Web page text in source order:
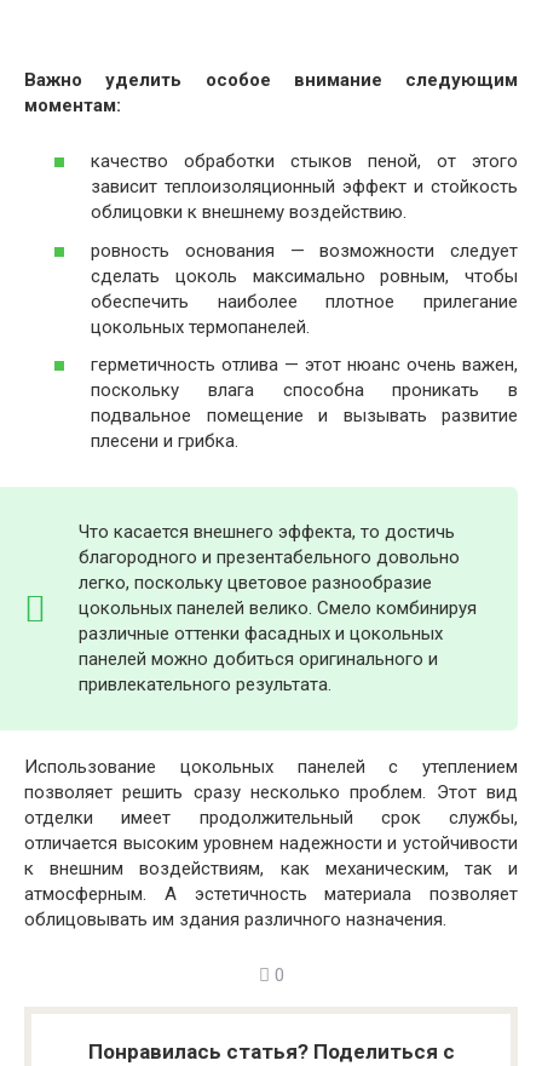
Важно уделить особое внимание следующим
моментам:
качество обработки стыков пеной, от этого
зависит теплоизоляционный эффект и стойкость
облицовки к внешнему воздействию.
ровность основания — возможности следует
сделать цоколь максимально ровным, чтобы
обеспечить наиболее плотное прилегание
цокольных термопанелей.
герметичность отлива — этот нюанс очень важен,
поскольку влага способна проникать в
подвальное помещение и вызывать развитие
плесени и грибка.
Что касается внешнего эффекта, то достичь
благородного и презентабельного довольно
легко, поскольку цветовое разнообразие
цокольных панелей велико. Смело комбинируя
различные оттенки фасадных и цокольных
панелей можно добиться оригинального и
привлекательного результата.
Использование цокольных панелей с утеплением
позволяет решить сразу несколько проблем. Этот вид
отделки имеет продолжительный срок службы,
отличается высоким уровнем надежности и устойчивости
к внешним воздействиям, как механическим, так и
атмосферным. А эстетичность материала позволяет
облицовывать им здания различного назначения.
0
Понравилась статья? Поделиться с